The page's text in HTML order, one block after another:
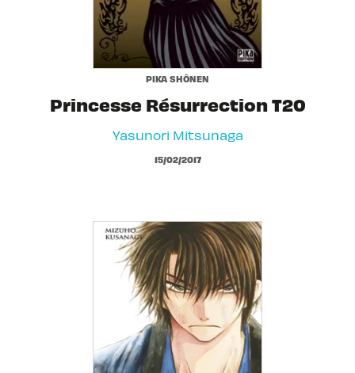
PIKA SHÔNEN
Princesse Résurrection T20
Yasunori Mitsunaga
15/02/2017